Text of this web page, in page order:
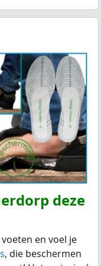
deze
en voel je
, die beschermen